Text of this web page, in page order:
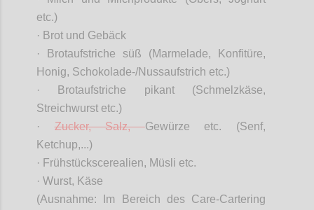
etc.)
· Brot und Gebäck
· Brotaufstriche süß (Marmelade, Konfitüre,
Honig, Schokolade-/Nussaufstrich etc.)
· Brotaufstriche pikant (Schmelzkäse,
Streichwurst etc.)
·Zucker, Salz,Gewürze etc. (Senf,
Ketchup,...)
· Frühstückscerealien, Müsli etc.
· Wurst, Käse
(Ausnahme: Im Bereich des Care-Cartering